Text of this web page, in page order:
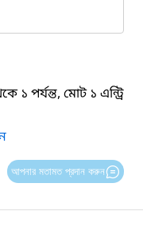
১ পর্যন্ত, মোট ১ এন্ট্রি
আপনার মতামত প্রদান করুন